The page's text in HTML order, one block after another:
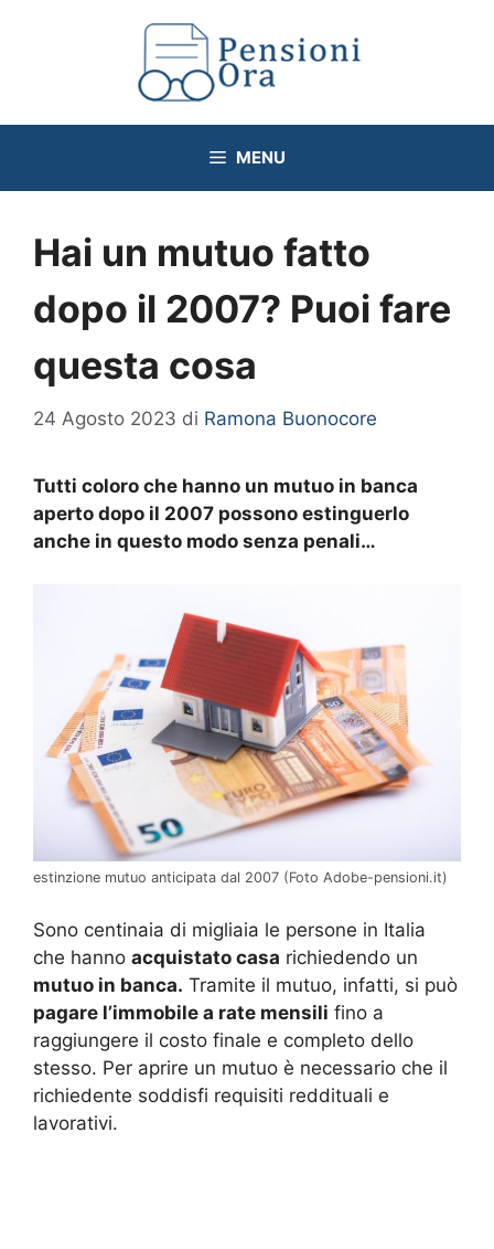
MENU
Hai un mutuo fatto
dopo il 2007? Puoi fare
questa cosa
24 Agosto 2023 di Ramona Buonocore
Tutti coloro che hanno un mutuo in banca
aperto dopo il 2007 possono estinguerlo
anche in questo modo senza penali…
estinzione mutuo anticipata dal 2007 (Foto Adobe-pensioni.it)
Sono centinaia di migliaia le persone in Italia
che hanno acquistato casa richiedendo un
mutuo in banca. Tramite il mutuo, infatti, si può
pagare l’immobile a rate mensili fino a
raggiungere il costo finale e completo dello
stesso. Per aprire un mutuo è necessario che il
richiedente soddisfi requisiti reddituali e
lavorativi.